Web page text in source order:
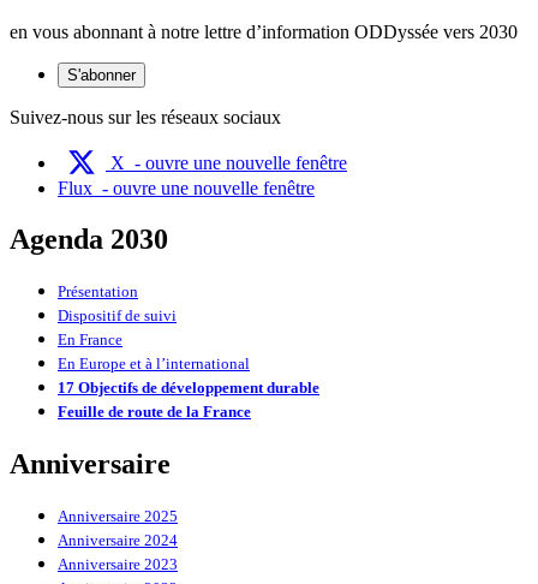
en vous abonnant à notre lettre d’information ODDyssée vers 2030
S'abonner
Suivez-nous sur les réseaux sociaux
X - ouvre une nouvelle fenêtre
Flux - ouvre une nouvelle fenêtre
Agenda 2030
Présentation
Dispositif de suivi
En France
En Europe et à l’international
17 Objectifs de développement durable
Feuille de route de la France
Anniversaire
Anniversaire 2025
Anniversaire 2024
Anniversaire 2023